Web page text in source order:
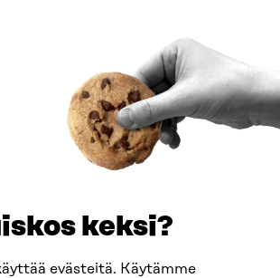
keksi?
evästeitä. Käytämme